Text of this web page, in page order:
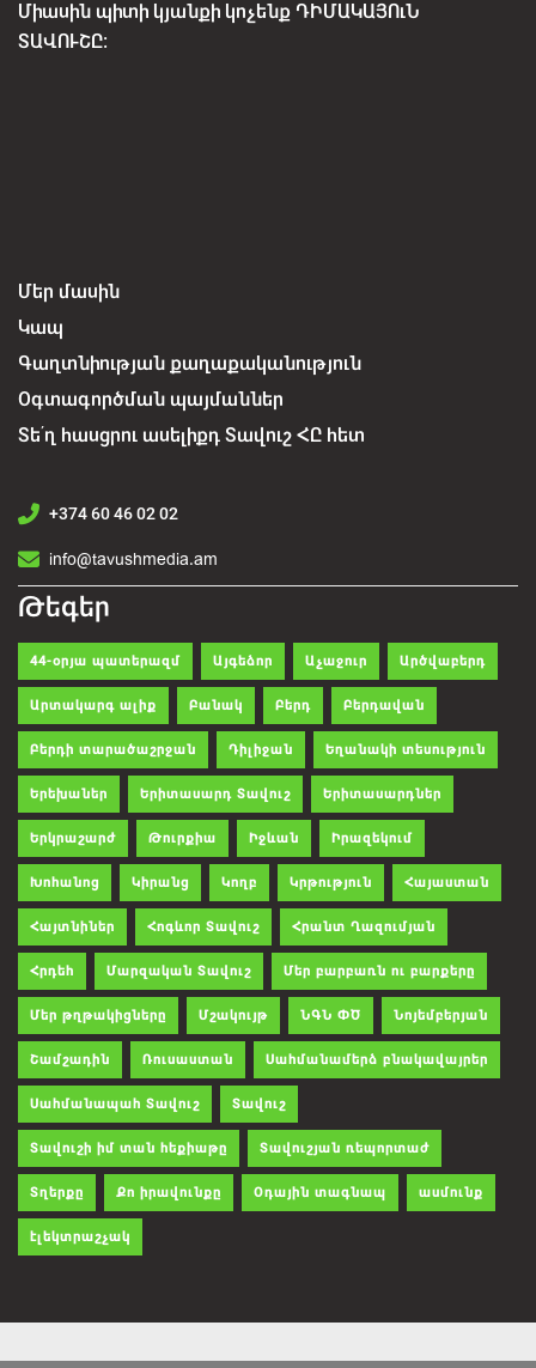
Միասին պիտի կյանքի կոչենք ԴԻՄԱԿԱՅՈւՆ
ՏԱՎՈՒՇԸ:
Մեր մասին
Կապ
Գաղտնիության քաղաքականություն
Օգտագործման պայմաններ
Տե՛ղ հասցրու ասելիքդ Տավուշ ՀԸ հետ
+374 60 46 02 02
info@tavushmedia.am
Թեգեր
44-օրյա պատերազմ Այգեձոր Աչաջուր Արծվաբերդ
Արտակարգ ալիք Բանակ Բերդ Բերդավան
Բերդի տարածաշրջան Դիլիջան Եղանակի տեսություն
Երեխաներ Երիտասարդ Տավուշ Երիտասարդներ
Երկրաշարժ Թուրքիա Իջևան Իրազեկում
Խոհանոց Կիրանց Կողբ Կրթություն Հայաստան
Հայտնիներ Հոգևոր Տավուշ Հրանտ Ղազումյան
Հրդեհ Մարզական Տավուշ Մեր բարբառն ու բարքերը
Մեր թղթակիցները Մշակույթ ՆԳՆ ՓԾ Նոյեմբերյան
Շամշադին Ռուսաստան Սահմանամերձ բնակավայրեր
Սահմանապահ Տավուշ Տավուշ
Տավուշի իմ տան հեքիաթը Տավուշյան ռեպորտաժ
Տղերքը Քո իրավունքը Օդային տագնապ ասմունք
էլեկտրաշչակ